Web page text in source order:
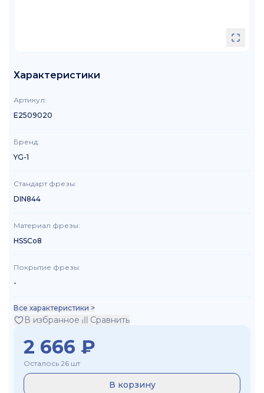
Характеристики
Артикул:
E2509020
Бренд:
YG-1
Стандарт фрезы:
DIN844
Материал фрезы:
HSSCo8
Покрытие фрезы:
-
Все характеристики >
В избранное Сравнить
2 666 ₽
Осталось 26 шт
В корзину